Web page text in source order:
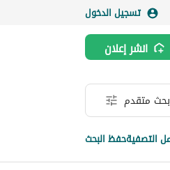
تسجيل الدخول
انشر إعلان
بحث متقدم
التصفيةحفظ البحث